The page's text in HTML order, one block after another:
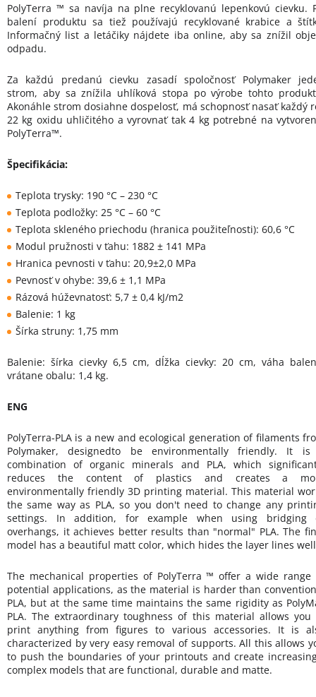
PolyTerra ™ sa navíja na plne recyklovanú lepenkovú cievku.
balení produktu sa tiež používajú recyklované krabice a
Informačný list a letáčiky nájdete iba online, aby sa znížil
odpadu.
Za každú predanú cievku zasadí spoločnosť Polymaker
strom, aby sa znížila uhlíková stopa po výrobe tohto
Akonáhle strom dosiahne dospelosť, má schopnosť nasať každý
22 kg oxidu uhličitého a vyrovnať tak 4 kg potrebné na
PolyTerra™.
Špecifikácia:
Teplota trysky: 190 °C – 230 °C
Teplota podložky: 25 °C – 60 °C
Teplota skleného priechodu (hranica použiteľnosti): 60,6 °C
Modul pružnosti v ťahu: 1882 ± 141 MPa
Hranica pevnosti v ťahu: 20,9±2,0 MPa
Pevnosť v ohybe: 39,6 ± 1,1 MPa
Rázová húževnatosť: 5,7 ± 0,4 kJ/m2
Balenie: 1 kg
Šírka struny: 1,75 mm
Balenie: šírka cievky 6,5 cm, dĺžka cievky: 20 cm, váha
vrátane obalu: 1,4 kg.
ENG
PolyTerra-PLA is a new and ecological generation of filaments
Polymaker, designedto be environmentally friendly. It
combination of organic minerals and PLA, which
reduces the content of plastics and creates a
environmentally friendly 3D printing material. This material
the same way as PLA, so you don't need to change any
settings. In addition, for example when using bridging
overhangs, it achieves better results than "normal" PLA. The
model has a beautiful matt color, which hides the layer lines
The mechanical properties of PolyTerra ™ offer a wide range
potential applications, as the material is harder than
PLA, but at the same time maintains the same rigidity as
PLA. The extraordinary toughness of this material allows you
print anything from figures to various accessories. It is
characterized by very easy removal of supports. All this allows
to push the boundaries of your printouts and create
complex models that are functional, durable and matte.